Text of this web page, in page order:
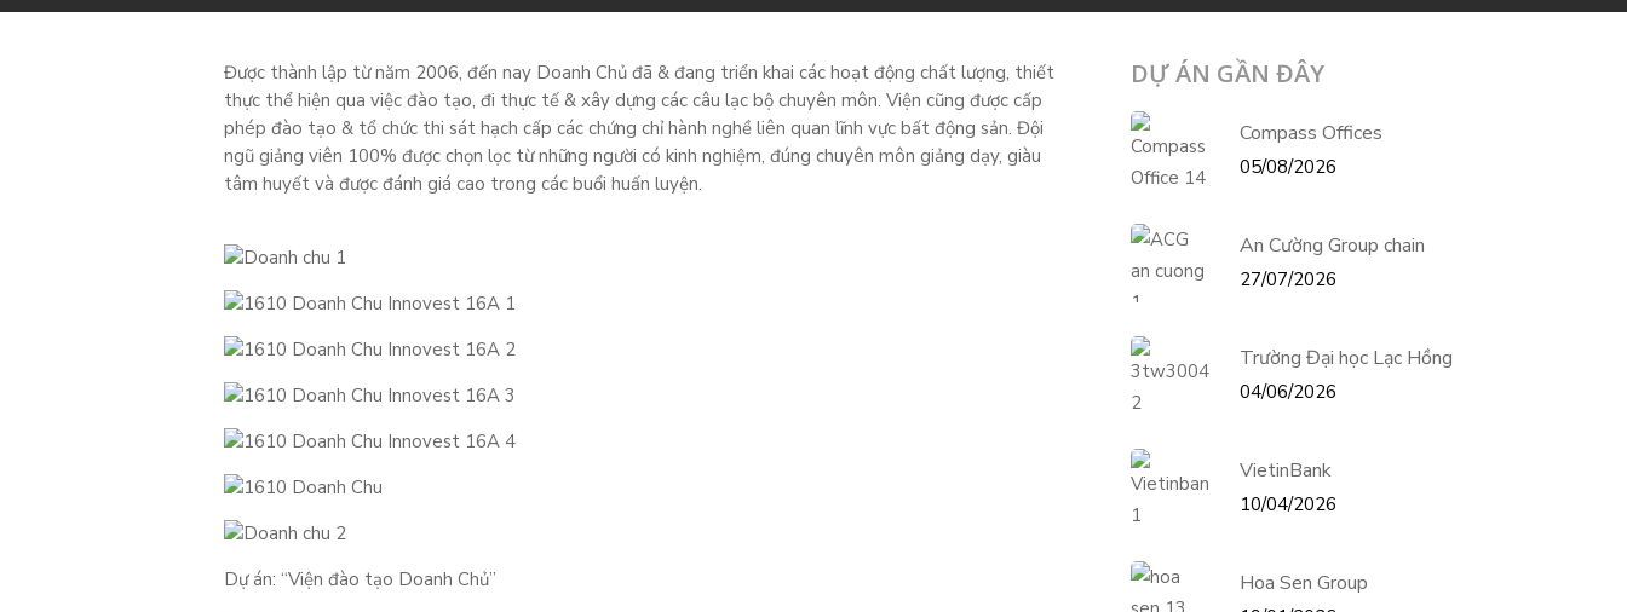
Được thành lập từ năm 2006, đến nay Doanh Chủ đã & đang triển khai các hoạt động chất lượng, thiết
thực thể hiện qua việc đào tạo, đi thực tế & xây dựng các câu lạc bộ chuyên môn. Viện cũng được cấp
phép đào tạo & tổ chức thi sát hạch cấp các chứng chỉ hành nghề liên quan lĩnh vực bất động sản. Đội
ngũ giảng viên 100% được chọn lọc từ những người có kinh nghiệm, đúng chuyên môn giảng dạy, giàu
tâm huyết và được đánh giá cao trong các buổi huấn luyện.
Dự án: “Viện đào tạo Doanh Chủ”
DỰ ÁN GẦN ĐÂY
Compass Offices
05/08/2026
An Cường Group chain
27/07/2026
Trường Đại học Lạc Hồng
04/06/2026
VietinBank
10/04/2026
Hoa Sen Group